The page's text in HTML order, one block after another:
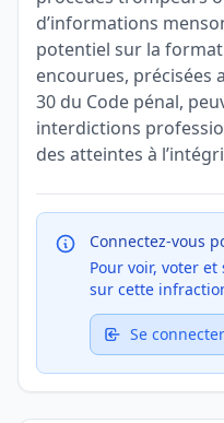
d’informations
potentiel sur la
encourues, précisées
30 du Code pénal,
interdictions
des atteintes à
Connectez-vous
Pour voir, voter
sur cette
Se connecter